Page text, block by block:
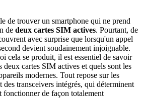
de trouver un smartphone qui ne prend
de deux cartes SIM actives. Pourtant, de
avec surprise que lorsqu'un appel
devient soudainement injoignable.
cela se produit, il est essentiel de savoir
cartes SIM actives et quels sont les
modernes. Tout repose sur les
des transceivers intégrés, qui déterminent
fonctionner de façon totalement